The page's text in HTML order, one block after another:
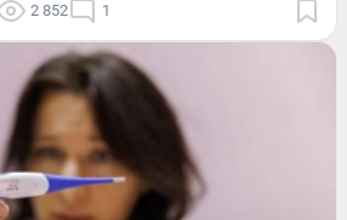
2 852 1